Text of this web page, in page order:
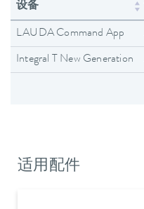
设备
LAUDA Command App
Integral T New Generation
适用配件